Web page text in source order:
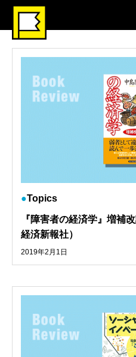
Topics
『障害者の経済学』増補
経済新報社）
2019年2月1日